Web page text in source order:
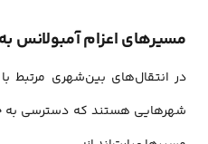
مسیرهای اعزام آمبولانس
در انتقال‌های بین‌شهری مرتبط
شهرهایی هستند که دسترسی به